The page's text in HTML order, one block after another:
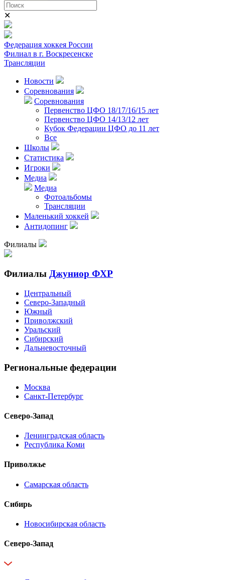
✕
Федерация хоккея России
Филиал в г. Воскресенске
Трансляции
Новости
Соревнования
Соревнования
Первенство ЦФО 18/17/16/15 лет
Первенство ЦФО 14/13/12 лет
Кубок Федерации ЦФО до 11 лет
Все
Школы
Статистика
Игроки
Медиа
Медиа
Фотоальбомы
Трансляции
Маленький хоккей
Антидопинг
Филиалы
Филиалы Джуниор ФХР
Центральный
Северо-Западный
Южный
Приволжский
Уральский
Сибирский
Дальневосточный
Региональные федерации
Москва
Санкт-Петербург
Северо-Запад
Ленинградская область
Республика Коми
Приволжье
Самарская область
Сибирь
Новосибирская область
Северо-Запад